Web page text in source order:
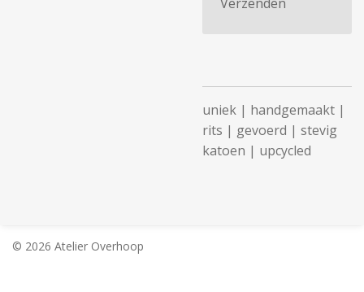
uniek | handgemaakt |
rits | gevoerd | stevig
katoen | upcycled
© 2026 Atelier Overhoop